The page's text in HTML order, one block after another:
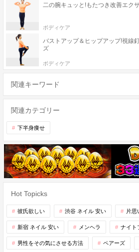
二の腕キュッと!もたつき改善エク
ボディケア
バストアップ＆ヒップアップ!視線
ズ
ボディケア
関連キーワード
関連カテゴリー
下半身痩せ
Hot Topicks
彼氏欲しい 渋谷 ネイル 安い 片思
新宿 ネイル 安い メンヘラ ナイト
男性をその気にさせる方法 ペアーズ